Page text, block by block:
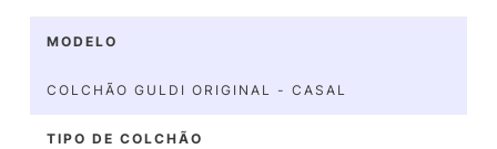
MODELO
COLCHÃO GULDI ORIGINAL - CASAL
TIPO DE COLCHÃO